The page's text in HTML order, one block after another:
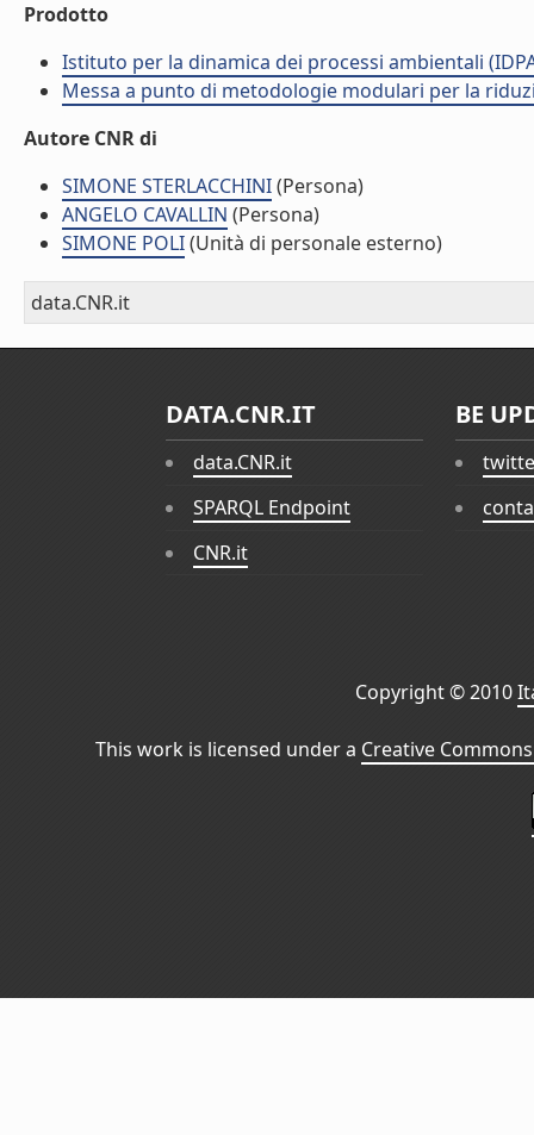
Prodotto
Istituto per la dinamica dei processi ambientali
Messa a punto di metodologie modulari per la
Autore CNR di
SIMONE STERLACCHINI(Persona)
ANGELO CAVALLIN (Persona)
SIMONE POLI(Unità di personale esterno)
data.CNR.it
DATA.CNR.IT
data.CNR.it
SPARQL Endpoint
CNR.it
BE
Copyright © 2010
This work is licensed under a Creative